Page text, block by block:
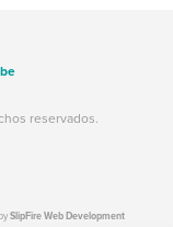
reservados.
SlipFire Web Development